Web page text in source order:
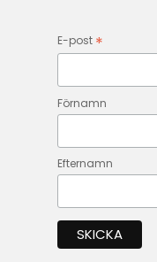
E-post *
Förnamn
Efternamn